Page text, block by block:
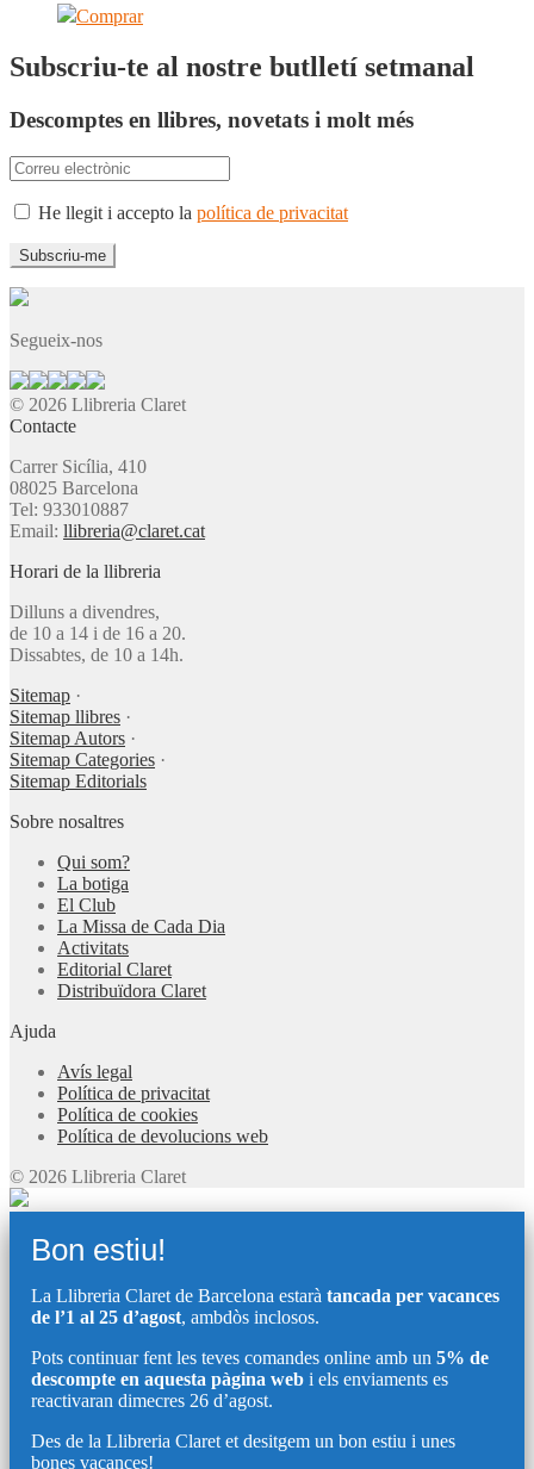
Comprar
Subscriu-te al nostre butlletí setmanal
Descomptes en llibres, novetats i molt més
He llegit i accepto la política de privacitat
Segueix-nos
© 2026 Llibreria Claret
Contacte
Carrer Sicília, 410
08025 Barcelona
Tel: 933010887
Email: llibreria@claret.cat
Horari de la llibreria
Dilluns a divendres,
de 10 a 14 i de 16 a 20.
Dissabtes, de 10 a 14h.
Sitemap ·
Sitemap llibres ·
Sitemap Autors ·
Sitemap Categories ·
Sitemap Editorials
Sobre nosaltres
Qui som?
La botiga
El Club
La Missa de Cada Dia
Activitats
Editorial Claret
Distribuïdora Claret
Ajuda
Avís legal
Política de privacitat
Política de cookies
Política de devolucions web
© 2026 Llibreria Claret
Bon estiu!
La Llibreria Claret de Barcelona estarà tancada per vacances
de l’1 al 25 d’agost, ambdòs inclosos.
Pots continuar fent les teves comandes online amb un 5% de
descompte en aquesta pàgina web i els enviaments es
reactivaran dimecres 26 d’agost.
Des de la Llibreria Claret et desitgem un bon estiu i unes
bones vacances!